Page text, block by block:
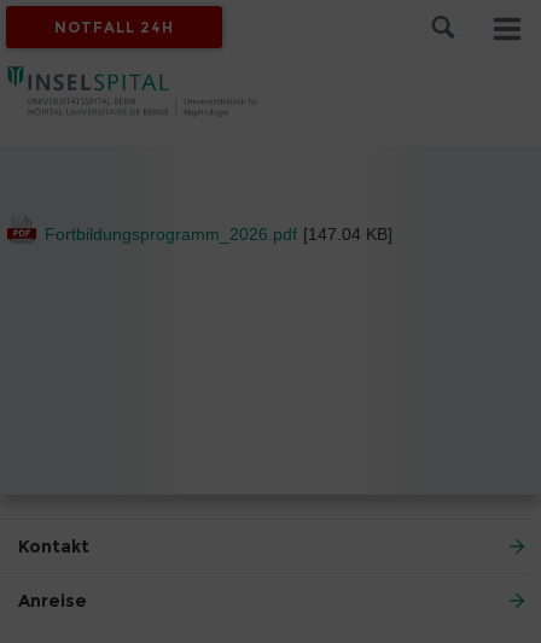
NOTFALL 24H
Fortbildungsprogramm_2026.pdf [147.04 KB]
Kontakt
Anreise